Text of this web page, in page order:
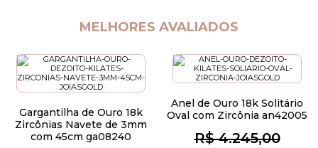
MELHORES AVALIADOS
Gargantilha de Ouro 18k
Zircônias Navete de 3mm
com 45cm ga08240
Anel de Ouro 18k Solitário
Oval com Zircônia an42005
R$ 4.245,00